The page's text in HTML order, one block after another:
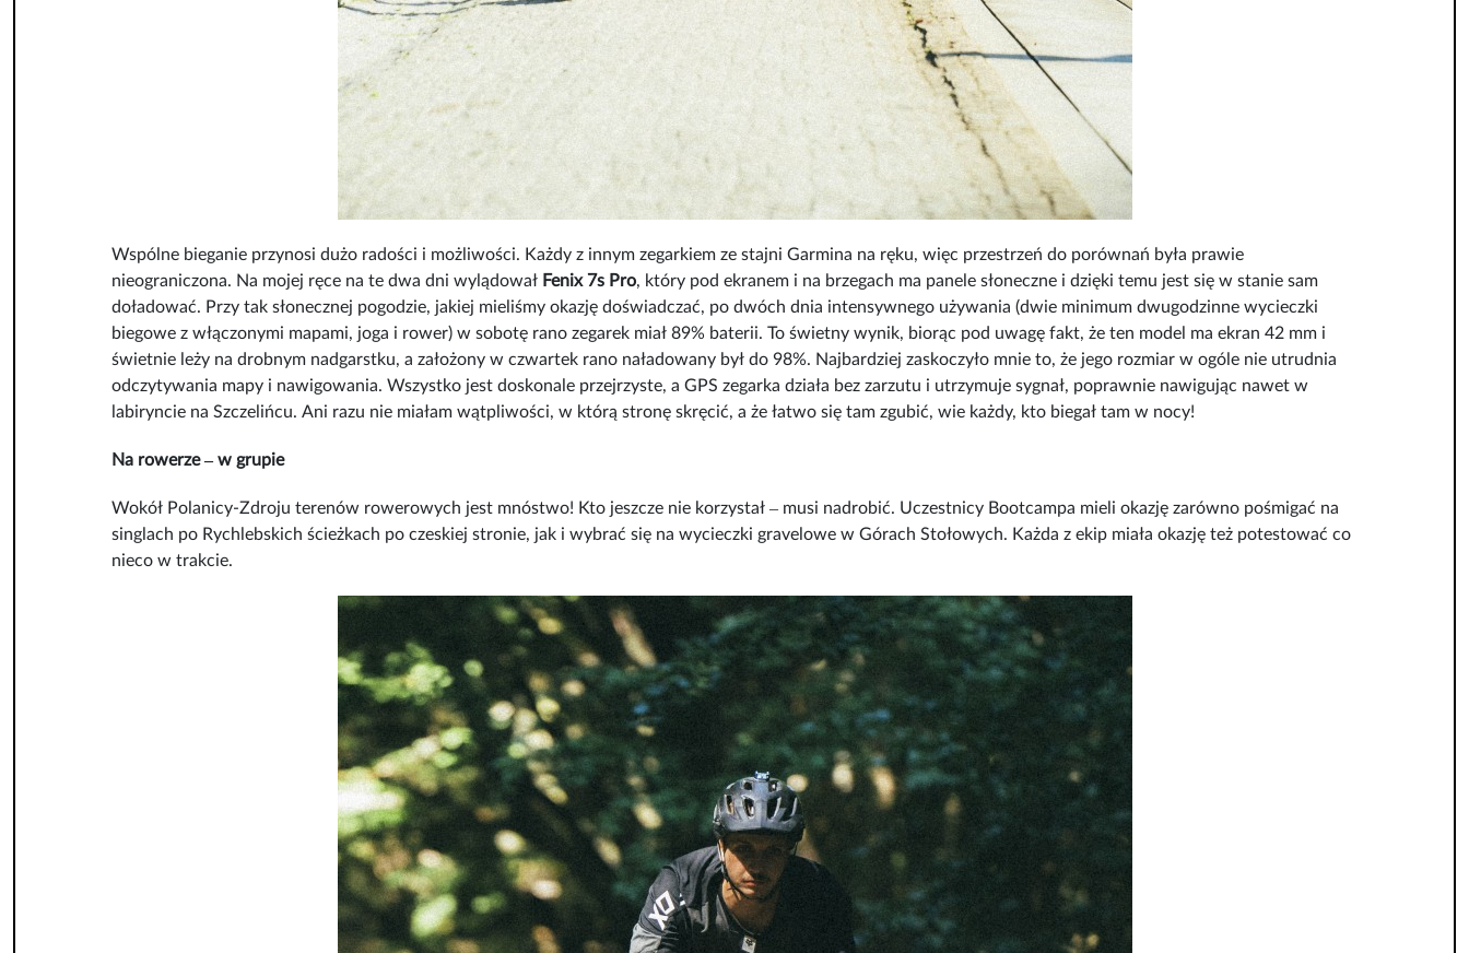
Wspólne bieganie przynosi dużo radości i możliwości. Każdy z innym zegarkiem ze stajni Garmina na ręku, więc przestrzeń do porównań była prawie
nieograniczona. Na mojej ręce na te dwa dni wylądował Fenix 7s Pro, który pod ekranem i na brzegach ma panele słoneczne i dzięki temu jest się w stanie sam
doładować. Przy tak słonecznej pogodzie, jakiej mieliśmy okazję doświadczać, po dwóch dnia intensywnego używania (dwie minimum dwugodzinne wycieczki
biegowe z włączonymi mapami, joga i rower) w sobotę rano zegarek miał 89% baterii. To świetny wynik, biorąc pod uwagę fakt, że ten model ma ekran 42 mm i
świetnie leży na drobnym nadgarstku, a założony w czwartek rano naładowany był do 98%. Najbardziej zaskoczyło mnie to, że jego rozmiar w ogóle nie utrudnia
odczytywania mapy i nawigowania. Wszystko jest doskonale przejrzyste, a GPS zegarka działa bez zarzutu i utrzymuje sygnał, poprawnie nawigując nawet w
labiryncie na Szczelińcu. Ani razu nie miałam wątpliwości, w którą stronę skręcić, a że łatwo się tam zgubić, wie każdy, kto biegał tam w nocy!
Na rowerze ‒ w grupie
Wokół Polanicy-Zdroju terenów rowerowych jest mnóstwo! Kto jeszcze nie korzystał ‒ musi nadrobić. Uczestnicy Bootcampa mieli okazję zarówno pośmigać na
singlach po Rychlebskich ścieżkach po czeskiej stronie, jak i wybrać się na wycieczki gravelowe w Górach Stołowych. Każda z ekip miała okazję też potestować co
nieco w trakcie.